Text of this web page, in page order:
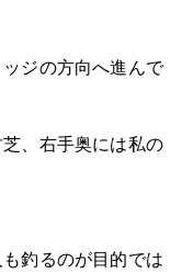
ジの方向へ進んで
。
、右手奥には私の
釣るのが目的では